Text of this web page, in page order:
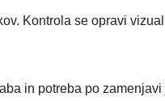
Kontrola se opravi
in potreba po zamenjavi